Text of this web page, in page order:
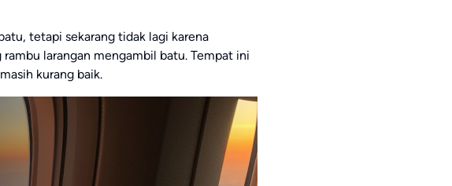
tetapi sekarang tidak lagi karena
larangan mengambil batu. Tempat ini
kurang baik.